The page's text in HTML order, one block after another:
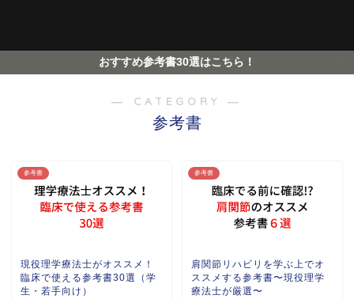
おすすめ参考書30選はこちら！
― CATEGORY ―
参考書
参考書
現役理学療法士がオススメ！
臨床で使える参考書30選（学
生・若手向け）
参考書
肩関節リハビリを学ぶ上でオ
ススメする参考書〜現役理学
療法士が厳選〜